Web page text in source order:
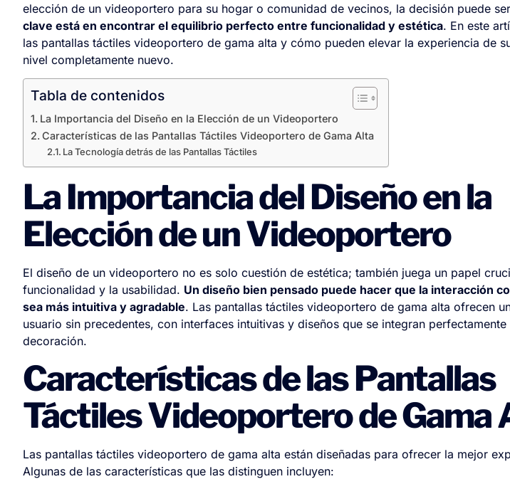
elección de un videoportero para su hogar o comunidad de vecinos, la decisión puede
clave está en encontrar el equilibrio perfecto entre funcionalidad y estética. En este
las pantallas táctiles videoportero de gama alta y cómo pueden elevar la experiencia de
nivel completamente nuevo.
Tabla de contenidos
La Importancia del Diseño en la Elección de un Videoportero
Características de las Pantallas Táctiles Videoportero de Gama Alta
La Tecnología detrás de las Pantallas Táctiles
La Importancia del Diseño en la
Elección de un Videoportero
El diseño de un videoportero no es solo cuestión de estética; también juega un papel
funcionalidad y la usabilidad. Un diseño bien pensado puede hacer que la interacción
sea más intuitiva y agradable. Las pantallas táctiles videoportero de gama alta ofrecen
usuario sin precedentes, con interfaces intuitivas y diseños que se integran
decoración.
Características de las Pantallas
Táctiles Videoportero de Gama
Las pantallas táctiles videoportero de gama alta están diseñadas para ofrecer la mejor
Algunas de las características que las distinguen incluyen: